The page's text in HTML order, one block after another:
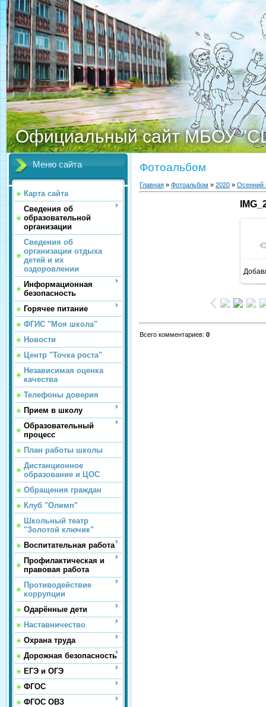
Официальный сайт МБОУ
Меню сайта
Карта сайта
Сведения об
образовательной
организации
Сведения об
организации отдыха
детей и их
оздоровлении
Информационная
безопасность
Горячее питание
ФГИС "Моя школа"
Новости
Центр "Точка роста"
Независимая оценка
качества
Телефоны доверия
Прием в школу
Образовательный
процесс
План работы школы
Дистанционное
образование и ЦОС
Обращения граждан
Клуб "Олимп"
Школьный театр
"Золотой ключик"
Воспитательная работа
Профилактическая и
правовая работа
Противодействие
коррупции
Одарённые дети
Наставничество
Охрана труда
Дорожная безопасность
ЕГЭ и ОГЭ
ФГОС
ФГОС ОВЗ
Фотоальбом
Главная » Фотоальбом » 2020 » Осенний
Всего комментариев: 0